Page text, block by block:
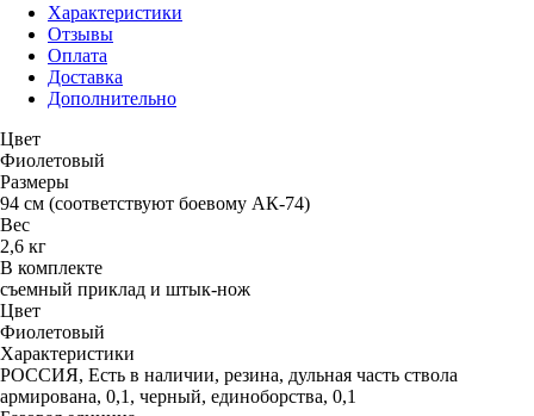
Характеристики
Отзывы
Оплата
Доставка
Дополнительно
Цвет
Фиолетовый
Размеры
94 см (соответствуют боевому АК-74)
Вес
2,6 кг
В комплекте
съемный приклад и штык-нож
Цвет
Фиолетовый
Характеристики
РОССИЯ, Есть в наличии, резина, дульная часть ствола
армирована, 0,1, черный, единоборства, 0,1